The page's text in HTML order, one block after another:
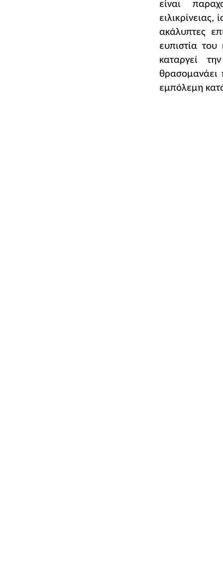
είναι
ειλικρίνειας,
ακάλυπτες
ευπιστία
καταργεί
θρασομανάει
εμπόλεμη